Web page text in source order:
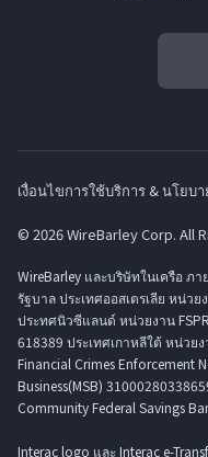
เงื่อนไขการใช้บริการ & นโยบ
© 2026 WireBarley Corp. All
WireBarley และบริษัทในเครือ
รัฐบาล ประเทศออสเตรเลีย หน่วย
ประทศนิวซีแลนด์ หน่วยงาน
618389 ประเทศเกาหลีใต้ หน่วย
Financial Crimes Enforcement
Business(MSB)
Community Federal Savings
Interac logo และ Interac e-